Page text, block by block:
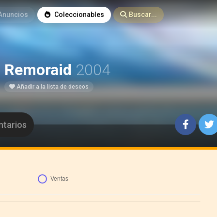
Coleccionables Buscar...
Remoraid 2004
Añadir a la lista de deseos